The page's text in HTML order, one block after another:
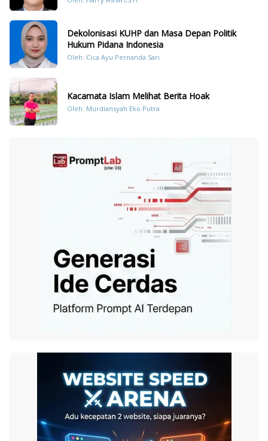
Dekolonisasi KUHP dan Masa Depan Politik
Hukum Pidana Indonesia
Oleh: Cica Ayu Pernanda Sari
Kacamata Islam Melihat Berita Hoak
Oleh: Murdiansyah Eko Putra